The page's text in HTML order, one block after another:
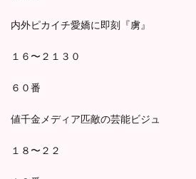
内外ピカイチ愛嬌に即刻『虜』
１６〜２１３０
６０番
値千金メディア匹敵の芸能ビジュ
１８〜２２